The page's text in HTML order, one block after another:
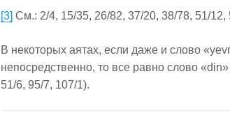
[3] См.: 2/4, 15/35, 26/82, 37/20, 38/78, 51/
В некоторых аятах, если даже и слово
непосредственно, то все равно слово
51/6, 95/7, 107/1).